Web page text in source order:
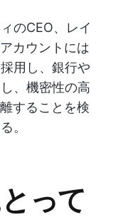
のCEO、レイ
カウントには
用し、銀行や
、機密性の高
することを検
。
って